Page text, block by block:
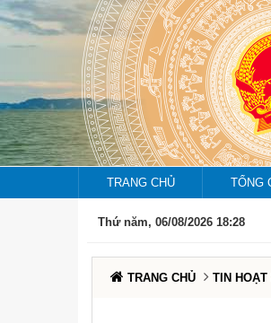
TRANG CHỦ TỔNG
Thứ năm, 06/08/2026 18:28
TRANG CHỦ TIN HOẠT